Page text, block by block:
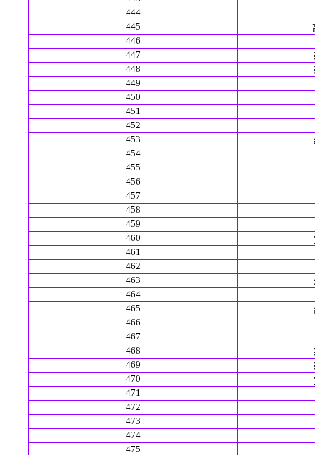
444
445
446
447
448
449
450
451
452
453
454
455
456
457
458
459
460
461
462
463
464
465
466
467
468
469
470
471
472
473
474
475